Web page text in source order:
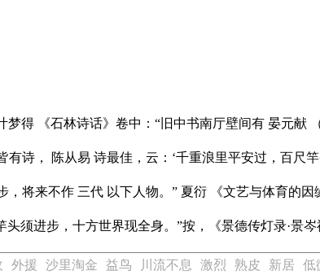
梦得 《石林诗话》 卷中：“旧中书南厅壁间有 晏元献
诗， 陈从易 诗最佳，云：‘千重浪里平安过，百尺
，将来不作 三代 以下人物。” 夏衍 《文艺与体育的因
头须进步，十方世界现全身。”按， 《景德传灯录·景岑
外援 沙里淘金 益鸟 川流不息 激烈 熟皮 新居 低